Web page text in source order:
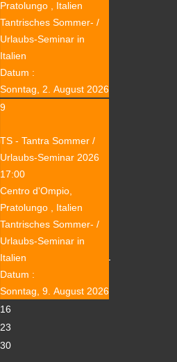
Pratolungo , Italien
Tantrisches Sommer- /
Urlaubs-Seminar in
Italien
Datum :
Sonntag, 2. August 2026
9
TS - Tantra Sommer /
Urlaubs-Seminar 2026
17:00
Centro d'Ompio,
Pratolungo , Italien
Tantrisches Sommer- /
Urlaubs-Seminar in
Italien
Datum :
Sonntag, 9. August 2026
16
23
30
und Begegnungen in